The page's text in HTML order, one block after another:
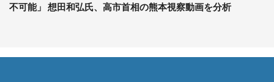
不可能」 想田和弘氏、高市首相の熊本視察動画を分析